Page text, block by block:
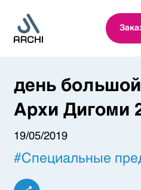
день
Архи Дигоми
19/05/2019
#Специальные